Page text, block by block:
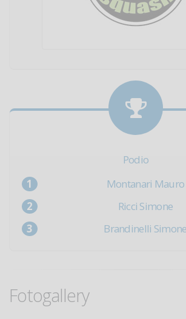
Podio
Montanari Mauro
Ricci Simone
Brandinelli Simone
Fotogallery